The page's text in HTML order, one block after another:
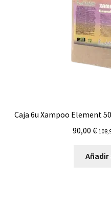
Caja 6u Xampoo Element
90,00 €